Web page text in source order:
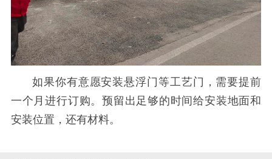
如果你有意愿安装悬浮门等工艺门，需要提前
一个月进行订购。预留出足够的时间给安装地面和
安装位置，还有材料。